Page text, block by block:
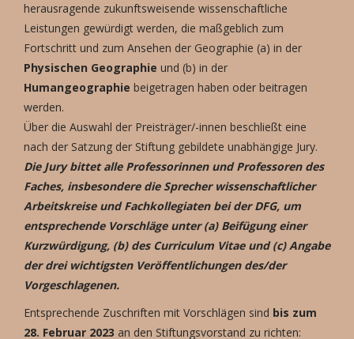
herausragende zukunftsweisende wissenschaftliche
Leistungen gewürdigt werden, die maßgeblich zum
Fortschritt und zum Ansehen der Geographie (a) in der
Physischen Geographie und (b) in der
Humangeographie beigetragen haben oder beitragen
werden.
Über die Auswahl der Preisträger/-innen beschließt eine
nach der Satzung der Stiftung gebildete unabhängige Jury.
Die Jury bittet alle Professorinnen und Professoren des
Fa­ches, insbesondere die Sprecher wissenschaftlicher
Arbeitskreise und Fachkollegiaten bei der DFG, um
entsprechende Vorschläge unter (a) Beifügung einer
Kurzwürdigung, (b) des Curriculum Vitae und (c) Angabe
der drei wichtigsten Veröffentlichungen des/der
Vorgeschlagenen.
Entsprechende Zuschriften mit Vorschlägen sind bis zum
28. Februar 2023 an den Stiftungsvorstand zu richten: